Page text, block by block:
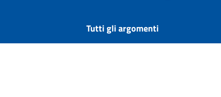
Tutti gli argomenti